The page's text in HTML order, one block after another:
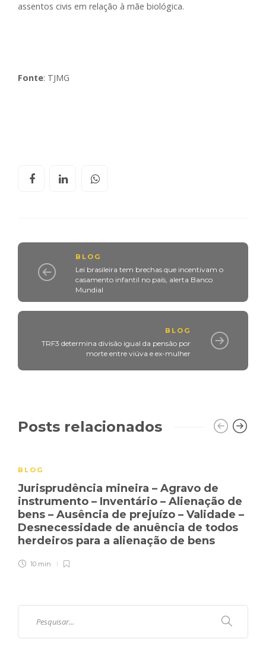
assentos civis em relação à mãe biológica.
Fonte: TJMG
BLOG
Lei brasileira tem brechas que incentivam o
casamento infantil no país, alerta Banco
Mundial
BLOG
TRF3 determina divisão igual da pensão por
morte entre viúva e ex-mulher
Posts relacionados
BLOG
Jurisprudência mineira – Agravo de
instrumento – Inventário – Alienação de
bens – Ausência de prejuízo – Validade –
Desnecessidade de anuência de todos
herdeiros para a alienação de bens
10 min